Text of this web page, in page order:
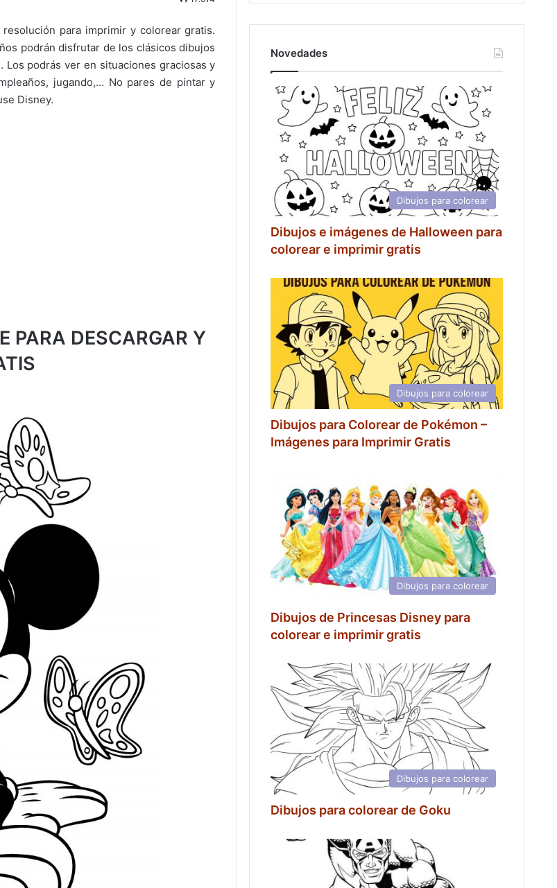
para imprimir y colorear gratis.
podrán disfrutar de los clásicos dibujos
podrás ver en situaciones graciosas y
jugando,… No pares de pintar y
Disney.
PARA DESCARGAR Y
Novedades
Dibujos para colorear
Dibujos e imágenes de Halloween para
colorear e imprimir gratis
Dibujos para colorear
Dibujos para Colorear de Pokémon –
Imágenes para Imprimir Gratis
Dibujos para colorear
Dibujos de Princesas Disney para
colorear e imprimir gratis
Dibujos para colorear
Dibujos para colorear de Goku